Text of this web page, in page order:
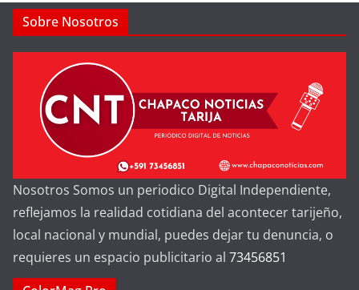
Sobre Nosotros
Nosotros Somos un periodico Digital Independiente,
reflejamos la realidad cotidiana del acontecer tarijeño,
local nacional y mundial, puedes dejar tu denuncia, o
requieres un espacio publicitario al 73456851